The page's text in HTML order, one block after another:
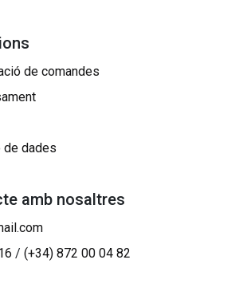
de comandes
de dades
amb nosaltres
/ (+34) 872 00 04 82